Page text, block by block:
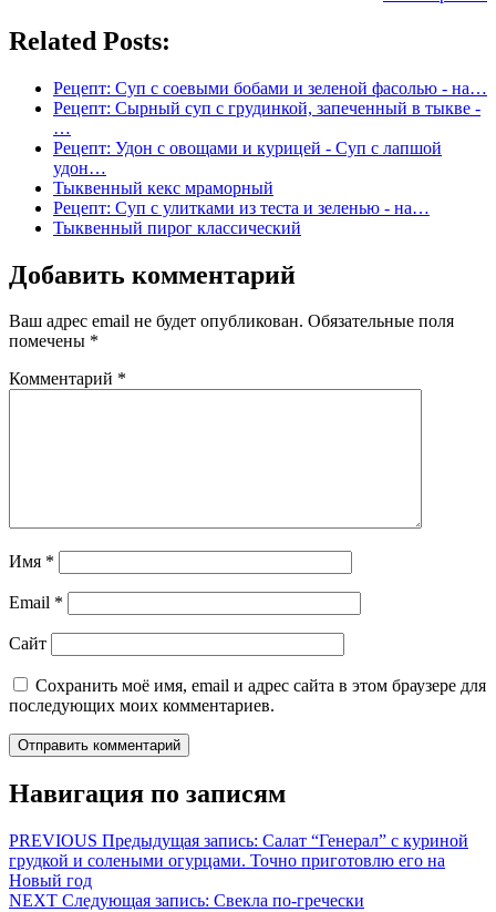
Related Posts:
Рецепт: Суп с соевыми бобами и зеленой фасолью - на…
Рецепт: Сырный суп с грудинкой, запеченный в тыкве -
…
Рецепт: Удон с овощами и курицей - Суп с лапшой
удон…
Тыквенный кекс мраморный
Рецепт: Суп с улитками из теста и зеленью - на…
Тыквенный пирог классический
Добавить комментарий
Ваш адрес email не будет опубликован. Обязательные поля
помечены *
Комментарий *
Имя *
Email *
Сайт
Сохранить моё имя, email и адрес сайта в этом браузере для
последующих моих комментариев.
Навигация по записям
PREVIOUS Предыдущая запись: Салат “Генерал” с куриной
грудкой и солеными огурцами. Точно приготовлю его на
Новый год
NEXT Следующая запись: Свекла по-гречески